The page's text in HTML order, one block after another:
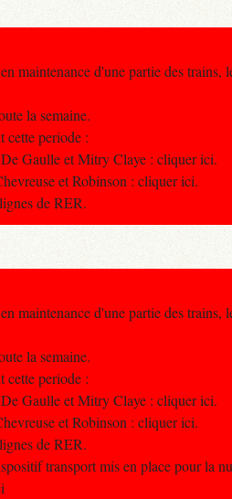
maintenance d'une partie des trains,
la semaine.
cette periode :
Gaulle et Mitry Claye : cliquer ici.
et Robinson : cliquer ici.
de RER.
maintenance d'une partie des trains,
la semaine.
cette periode :
Gaulle et Mitry Claye : cliquer ici.
et Robinson : cliquer ici.
de RER.
transport mis en place pour la